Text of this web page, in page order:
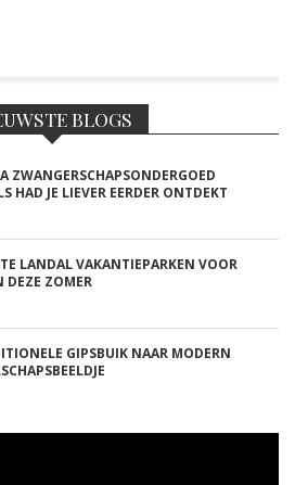
BLOGS
ZWANGERSCHAPSONDERGOED
HAD JE LIEVER EERDER ONTDEKT
LANDAL VAKANTIEPARKEN VOOR
DEZE ZOMER
GIPSBUIK NAAR MODERN